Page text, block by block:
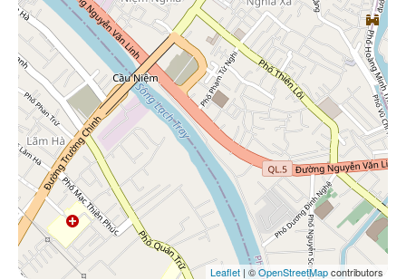
Leaflet | ©OpenStreetMapcontributors